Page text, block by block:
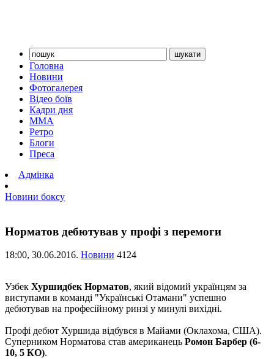
Головна
Новини
Фотогалерея
Відео боїв
Кадри дня
ММА
Ретро
Блоги
Преса
Адмінка
Новини боксу
Норматов дебютував у профі з перемоги
18:00, 30.06.2016. Новини 4124
Узбек Хуршидбек Норматов, який відомий українцям за
виступами в команді "Українські Отамани" успешно
дебютував на професійному ринзі у минулі вихідні.
Профі дебют Хуршида відбувся в Майами (Оклахома, США).
Суперником Норматова став американець Ромон Барбер (6-
10, 5 КО).